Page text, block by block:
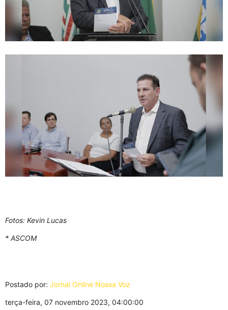
Fotos: Kevin Lucas
* ASCOM
Postado por: Jornal Online Nossa Voz
terça-feira, 07 novembro 2023, 04:00:00